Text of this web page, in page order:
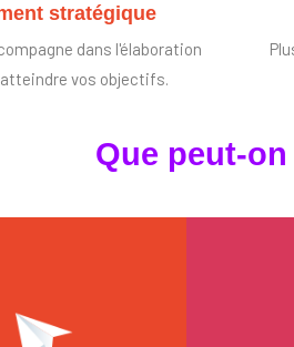
stratégique
dans l'élaboration
vos objectifs.
Que peut-